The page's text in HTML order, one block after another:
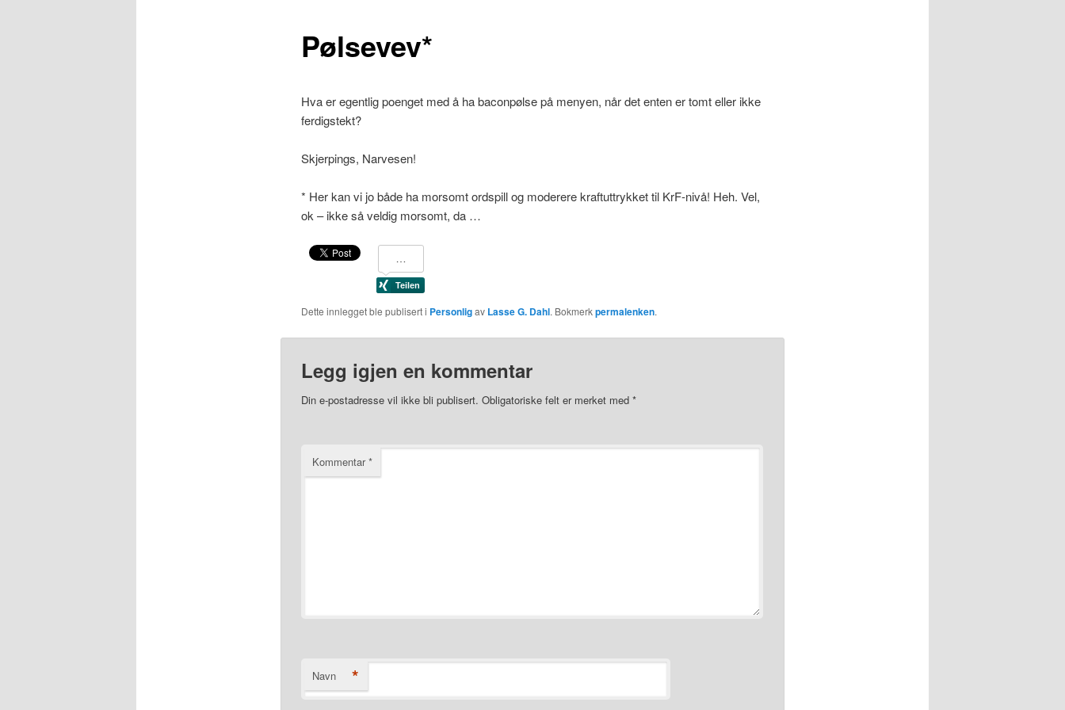
Pølsevev*
Hva er egentlig poenget med å ha baconpølse på menyen, når det enten er tomt eller ikke
ferdigstekt?
Skjerpings, Narvesen!
* Her kan vi jo både ha morsomt ordspill og moderere kraftuttrykket til KrF-nivå! Heh. Vel,
ok – ikke så veldig morsomt, da …
Dette innlegget ble publisert i Personligav Lasse G. Dahl. Bokmerkpermalenken.
Legg igjen en kommentar
Din e-postadresse vil ikke bli publisert. Obligatoriske felt er merket med *
Kommentar*
Navn *